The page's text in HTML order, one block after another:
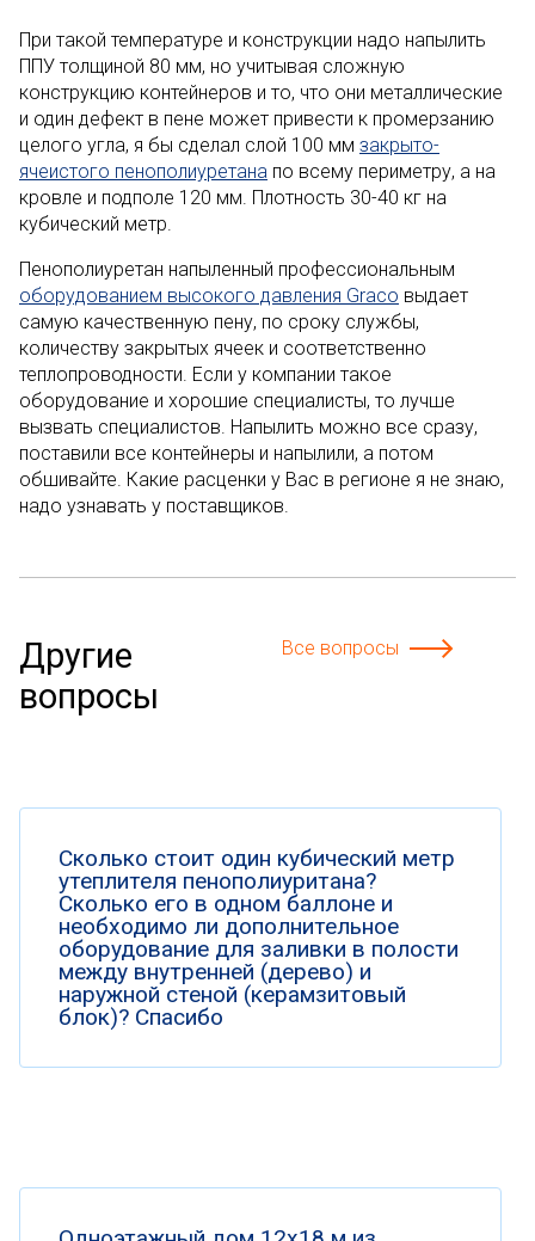
При такой температуре и конструкции надо напылить
ППУ толщиной 80 мм, но учитывая сложную
конструкцию контейнеров и то, что они металлические
и один дефект в пене может привести к промерзанию
целого угла, я бы сделал слой 100 мм закрыто-
ячеистого пенополиуретана по всему периметру, а на
кровле и подполе 120 мм. Плотность 30-40 кг на
кубический метр.
Пенополиуретан напыленный профессиональным
оборудованием высокого давления Graco выдает
самую качественную пену, по сроку службы,
количеству закрытых ячеек и соответственно
теплопроводности. Если у компании такое
оборудование и хорошие специалисты, то лучше
вызвать специалистов. Напылить можно все сразу,
поставили все контейнеры и напылили, а потом
обшивайте. Какие расценки у Вас в регионе я не знаю,
надо узнавать у поставщиков.
Другие
вопросы
Все вопросы
Сколько стоит один кубический метр
утеплителя пенополиуритана?
Сколько его в одном баллоне и
необходимо ли дополнительное
оборудование для заливки в полости
между внутренней (дерево) и
наружной стеной (керамзитовый
блок)? Спасибо